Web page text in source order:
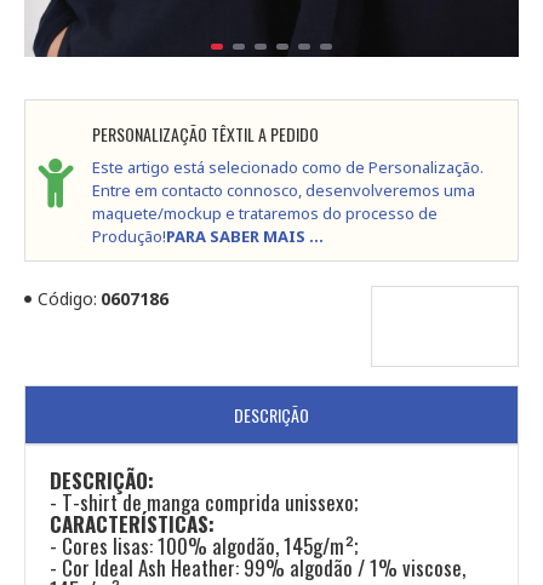
PERSONALIZAÇÃO TÊXTIL A PEDIDO
Este artigo está selecionado como de Personalização.
Entre em contacto connosco, desenvolveremos uma
maquete/mockup e trataremos do processo de
Produção!PARA SABER MAIS ...
Código: 0607186
DESCRIÇÃO
DESCRIÇÃO:
- T-shirt de manga comprida unissexo;
CARACTERÍSTICAS:
- Cores lisas: 100% algodão, 145g/m²;
- Cor Ideal Ash Heather: 99% algodão / 1% viscose,